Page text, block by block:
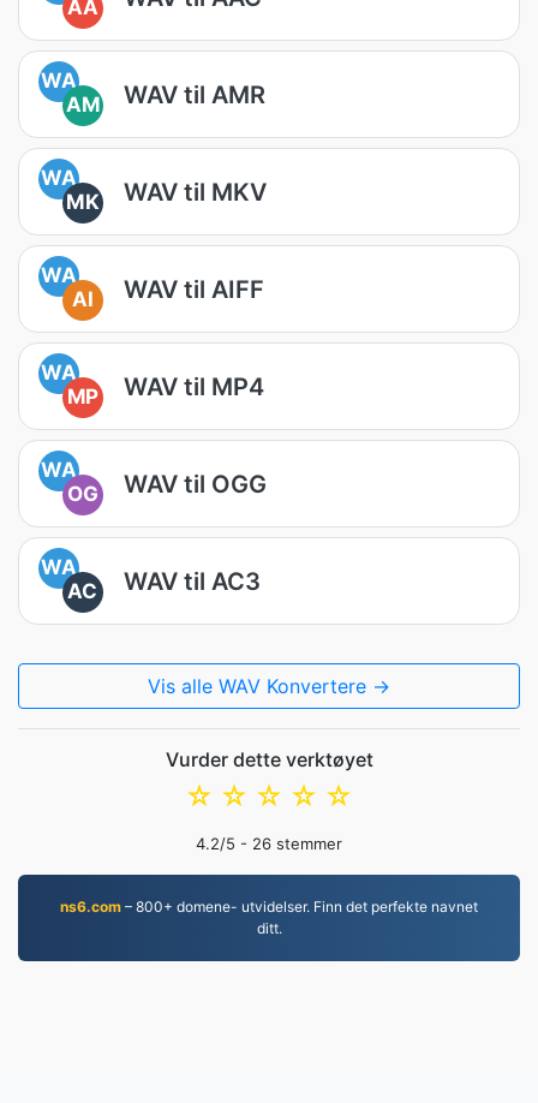
AA
WA
AM
WAV til AMR
WA
MK
WAV til MKV
WA
AI
WAV til AIFF
WA
MP
WAV til MP4
WA
OG
WAV til OGG
WA
AC
WAV til AC3
Vis alle WAV Konvertere →
Vurder dette verktøyet
☆
☆
☆
☆
☆
4.2/5 - 26 stemmer
ns6.com – 800+ domene- utvidelser. Finn det perfekte navnet
ditt.